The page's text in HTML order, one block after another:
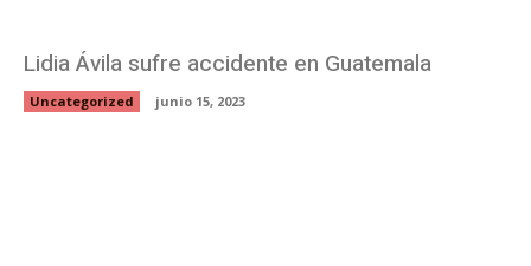
Lidia Ávila sufre accidente en Guatemala
Uncategorized junio 15, 2023